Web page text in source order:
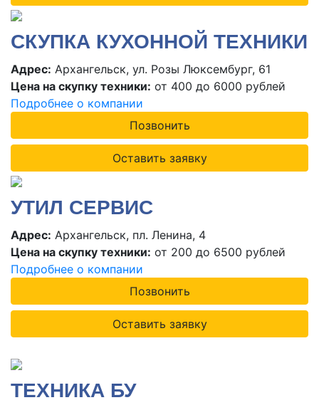
СКУПКА КУХОННОЙ ТЕХНИКИ
Адрес: Архангельск, ул. Розы Люксембург, 61
Цена на скупку техники: от 400 до 6000 рублей
Подробнее о компании
Позвонить
Оставить заявку
УТИЛ СЕРВИС
Адрес: Архангельск, пл. Ленина, 4
Цена на скупку техники: от 200 до 6500 рублей
Подробнее о компании
Позвонить
Оставить заявку
ТЕХНИКА БУ